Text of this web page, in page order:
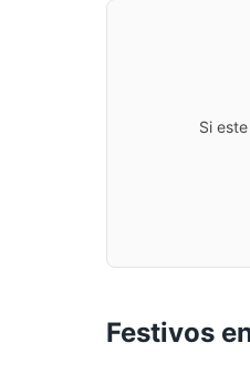
Si
Festivos